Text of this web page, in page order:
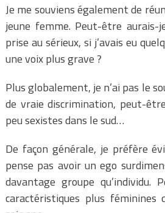
Je me souviens également de
jeune femme. Peut-être
prise au sérieux, si j’avais eu
une voix plus grave ?
Plus globalement, je n’ai pas le
de vraie discrimination, peut-
peu sexistes dans le sud…
De façon générale, je préfère
pense pas avoir un ego
davantage groupe qu’individu.
caractéristiques plus féminines